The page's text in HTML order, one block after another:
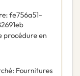
: fe756a51-
procédure en
: Fournitures